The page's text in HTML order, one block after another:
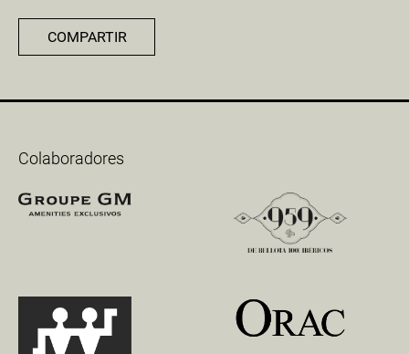
COMPARTIR
Colaboradores